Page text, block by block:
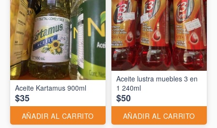
Aceite Kartamus 900ml
$35
AÑADIR AL CARRITO
Aceite lustra muebles 3 en
1 240ml
$50
AÑADIR AL CARRITO